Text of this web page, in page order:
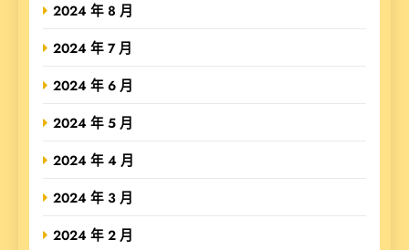
2024 年 8 月
2024 年 7 月
2024 年 6 月
2024 年 5 月
2024 年 4 月
2024 年 3 月
2024 年 2 月